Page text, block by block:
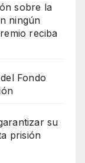
sobre la
ningún
reciba
Fondo
su
prisión